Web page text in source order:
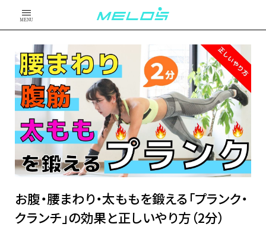
MENU
お腹・腰まわり・太ももを鍛える「プランク・
クランチ」の効果と正しいやり方（2分）